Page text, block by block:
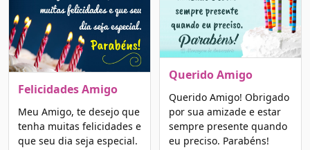
Felicidades Amigo
Meu Amigo, te desejo que
tenha muitas felicidades e
que seu dia seja especial.
Querido Amigo
Querido Amigo! Obrigado
por sua amizade e estar
sempre presente quando
eu preciso. Parabéns!